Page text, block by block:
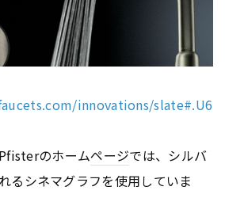
innovations/slate#.U6
のホームページでは、シルバ
るシネマグラフを使用していま